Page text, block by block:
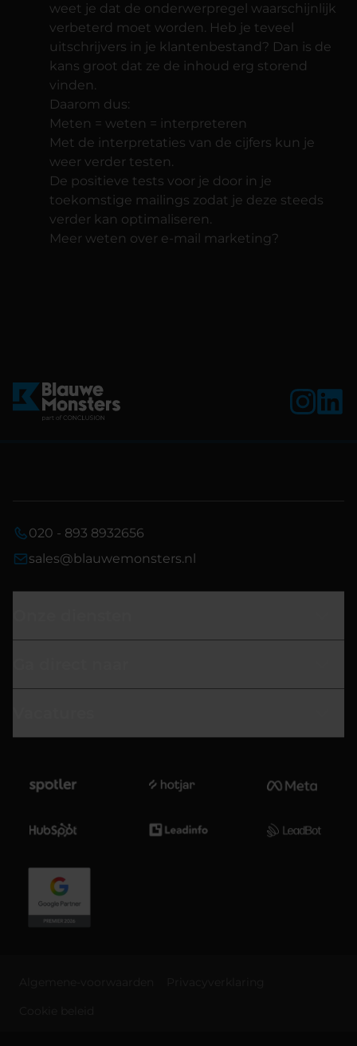
weet je dat de onderwerpregel waarschijnlijk
verbeterd moet worden. Heb je teveel
uitschrijvers in je klantenbestand? Dan is de
kans groot dat ze de inhoud erg storend
vinden.
Daarom dus:
Meten = weten = interpreteren
Met de interpretaties van de cijfers kun je
weer verder testen.
De positieve tests voor je door in je
toekomstige mailings zodat je deze steeds
verder kan optimaliseren.
Meer weten over e-mail marketing?
020 - 893 8932656
sales@blauwemonsters.nl